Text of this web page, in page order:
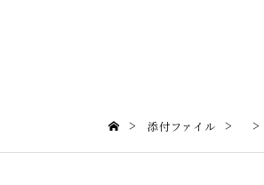
> 添付ファイル > >